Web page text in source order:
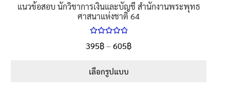
แนวข้อสอบ นักวิชาการเงินและบัญชี สำนักงานพระพุทธ
ศาสนาแห่งชาติ 64
ให้คะแนน
5.00
ตั้งแต่
395฿– 605฿
เลือกรูปแบบ